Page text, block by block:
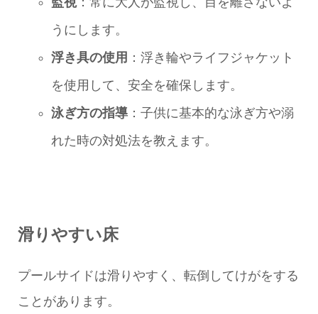
うにします。
浮き具の使用 ：浮き輪やライフジャケット
を使用して、安全を確保します。
泳ぎ方の指導：子供に基本的な泳ぎ方や溺
れた時の対処法を教えます。
滑りやすい床
プールサイドは滑りやすく、転倒してけがをする
ことがあります。